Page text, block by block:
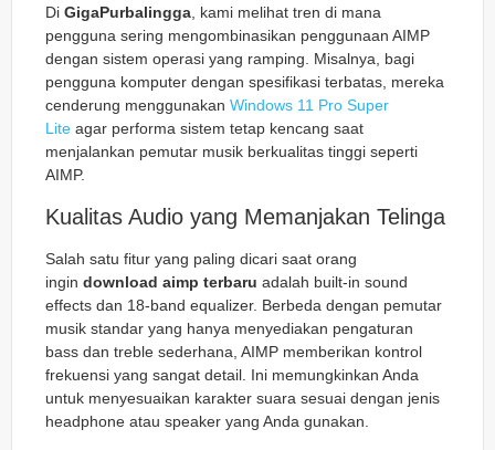
Di GigaPurbalingga, kami melihat tren di mana
pengguna sering mengombinasikan penggunaan AIMP
dengan sistem operasi yang ramping. Misalnya, bagi
pengguna komputer dengan spesifikasi terbatas, mereka
cenderung menggunakan Windows 11 Pro Super
Lite agar performa sistem tetap kencang saat
menjalankan pemutar musik berkualitas tinggi seperti
AIMP.
Kualitas Audio yang Memanjakan Telinga
Salah satu fitur yang paling dicari saat orang
ingin download aimp terbaru adalah built-in sound
effects dan 18-band equalizer. Berbeda dengan pemutar
musik standar yang hanya menyediakan pengaturan
bass dan treble sederhana, AIMP memberikan kontrol
frekuensi yang sangat detail. Ini memungkinkan Anda
untuk menyesuaikan karakter suara sesuai dengan jenis
headphone atau speaker yang Anda gunakan.